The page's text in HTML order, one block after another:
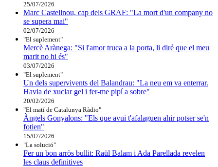
25/07/2026
Marc Castellnou, cap dels GRAF: "La mort d'un company no
se supera mai"
02/07/2026
"El suplement"
Mercè Arànega: "Si l'amor truca a la porta, li diré que el meu
marit no hi és"
03/07/2026
"El suplement"
Un dels supervivents del Balandrau: "La neu em va enterrar.
Havia de xuclar gel i fer-me pipí a sobre"
20/02/2026
"El matí de Catalunya Ràdio"
Àngels Gonyalons: "Els que avui t'afalaguen ahir potser se'n
fotien"
15/07/2026
"La solució"
Fer un bon arròs bullit: Raül Balam i Ada Parellada revelen
les claus definitives